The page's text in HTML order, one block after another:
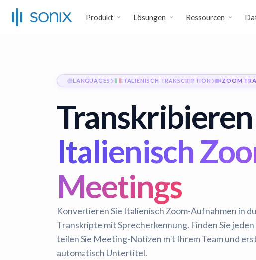
Produkt Lösungen Ressourcen
LANGUAGES ITALIENISCH TRANSCRIPTION ZOOM
Transkribieren
Italienisch
Meetings
Konvertieren Sie Italienisch Zoom-Aufnahmen in
Transkripte mit Sprecherkennung. Finden Sie
teilen Sie Meeting-Notizen mit Ihrem Team und
automatisch Untertitel.